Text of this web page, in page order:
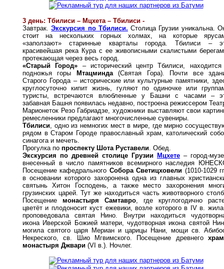
3 день: Тбилиси – Мцхета – Тбилиси -
Завтрак.Экскурсия по Тбилиси. Столица Грузии уникальна.
стоит на нескольких горных холмах, на которые
«заползают» старинные кварталы города. Тбилиси –
красивейшая река Кура с ее живописными скалистыми
протекающая через весь город.
«Старый Город» – исторический центр Тбилиси,
подножья горы Мтацминда(Святая Гора). Почти все
Старого Города – исторические или культурные памятники,
круглосуточно кипит жизнь, гуляют по одиночке или
туристы, встречаются влюбленные у Башни с часами –
забавная Башня появилась недавно, построена режиссером
Марионеток Резо Габриадзе, художники выставляют свои
ремесленники предлагают многочисленные сувениры.
Тбилиси, одно из немногих мест в мире, где мирно
рядом в Старом Городе православный храм, католический
синагога и мечеть.
Прогулка по проспекту Шота Руставели. Обед.
Экскурсия по древней столице Грузии Мцхете – город-
внесенный в число памятников всемирного наследия
Посещение кафедрального Собора Светицховели (1010-1029
в основании которого захоронена одна из главных
святынь Хитон Господень, а также место захоронения
грузинских царей. Тут же находиться часть животворного
Посещение монастыря Самтавро, где круглогодично
цветёт и плодоносит куст ежевики, возле которого в IV в.
проповедовала святая Нино. Внутри находиться
икона Иверской Божией матери, чудотворная икона святой
могила святого царя Мериан и царицы Нани, мощи св.
Некреского, св. Шио Мгвимского. Посещение древнего
монастыря Джвари (VI в.). Ночлег.